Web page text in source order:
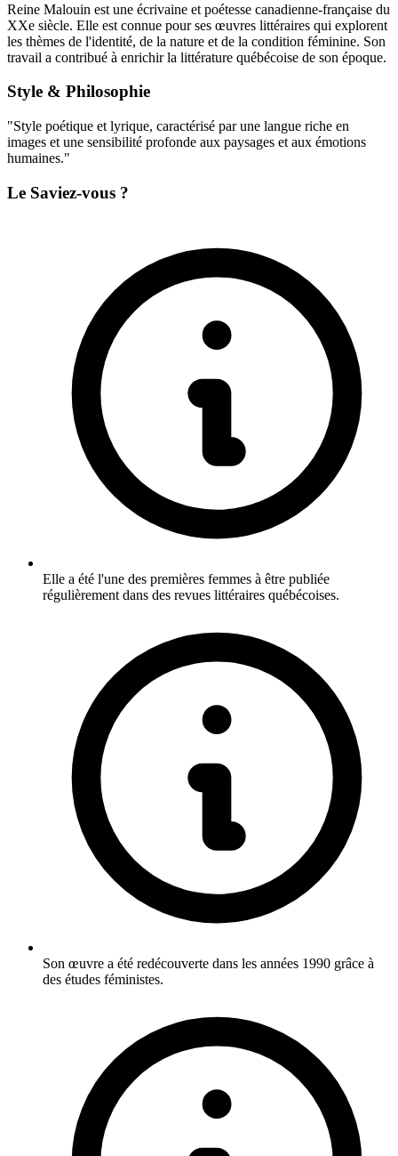
Reine Malouin est une écrivaine et poétesse canadienne-française du
XXe siècle. Elle est connue pour ses œuvres littéraires qui explorent
les thèmes de l'identité, de la nature et de la condition féminine. Son
travail a contribué à enrichir la littérature québécoise de son époque.
Style & Philosophie
"Style poétique et lyrique, caractérisé par une langue riche en
images et une sensibilité profonde aux paysages et aux émotions
humaines."
Le Saviez-vous ?
Elle a été l'une des premières femmes à être publiée
régulièrement dans des revues littéraires québécoises.
Son œuvre a été redécouverte dans les années 1990 grâce à
des études féministes.